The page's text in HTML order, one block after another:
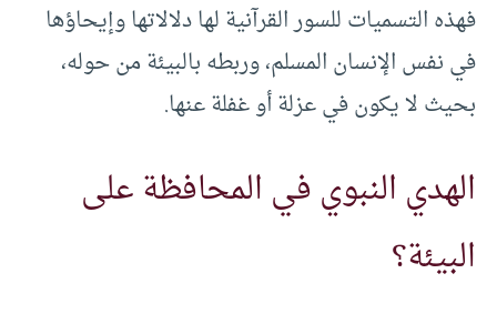
فهذه التسميات للسور القرآنية لها دلالاتها وإيحاؤها
في نفس الإنسان المسلم، وربطه بالبيئة من حوله،
بحيث لا يكون في عزلة أو غفلة عنها.
الهدي النبوي في المحافظة على
البيئة؟